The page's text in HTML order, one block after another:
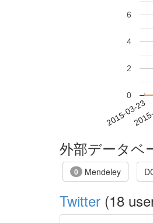
2015-03-23
0
2
4
6
外部データベ
0 Mendeley
Twitter (18